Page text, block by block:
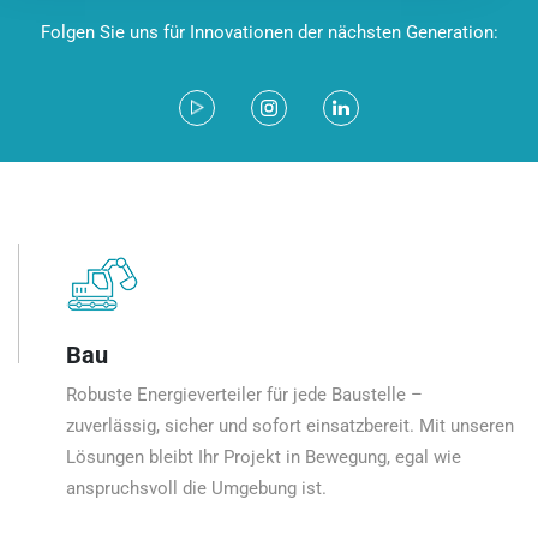
Folgen Sie uns für Innovationen der nächsten Generation:
Bau
Robuste Energieverteiler für jede Baustelle –
zuverlässig, sicher und sofort einsatzbereit. Mit unseren
Lösungen bleibt Ihr Projekt in Bewegung, egal wie
anspruchsvoll die Umgebung ist.